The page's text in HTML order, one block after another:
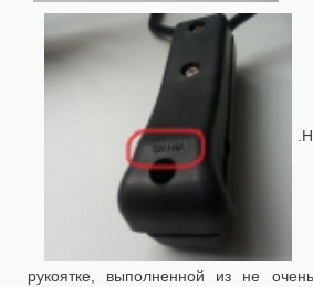
рукоятке, выполненной из не